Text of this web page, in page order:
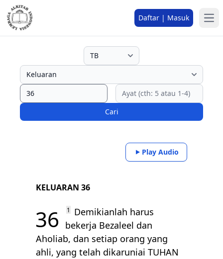
Daftar | Masuk
Cari
Play Audio
KELUARAN 36
36 1
Demikianlah harus
bekerja Bezaleel dan
Aholiab, dan setiap orang yang
ahli, yang telah dikaruniai TUHAN